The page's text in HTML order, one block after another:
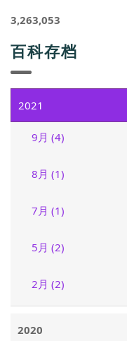
3,263,053
百科存档
2021
9月 (4)
8月 (1)
7月 (1)
5月 (2)
2月 (2)
2020